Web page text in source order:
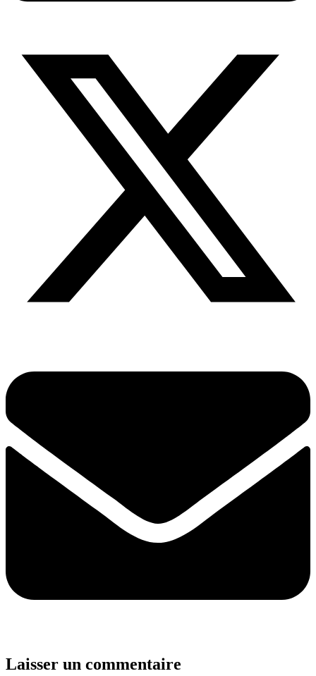
Laisser un commentaire